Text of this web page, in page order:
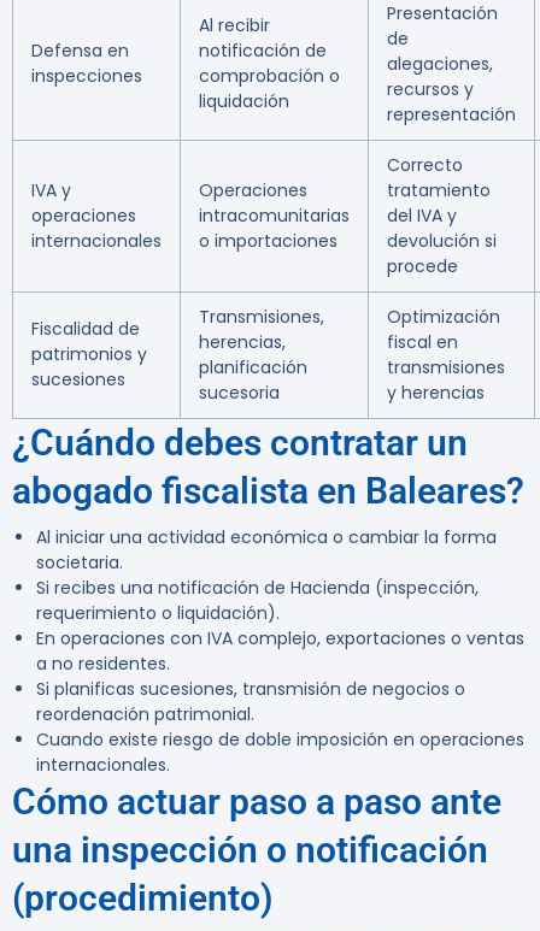
Defensa en
inspecciones
Al recibir
notificación de
comprobación o
liquidación
Presentación
de
alegaciones,
recursos y
representación
IVA y
operaciones
internacionales
Operaciones
intracomunitarias
o importaciones
Correcto
tratamiento
del IVA y
devolución si
procede
Fiscalidad de
patrimonios y
sucesiones
Transmisiones,
herencias,
planificación
sucesoria
Optimización
fiscal en
transmisiones
y herencias
¿Cuándo debes contratar un
abogado fiscalista en Baleares?
Al iniciar una actividad económica o cambiar la forma
societaria.
Si recibes una notificación de Hacienda (inspección,
requerimiento o liquidación).
En operaciones con IVA complejo, exportaciones o ventas
a no residentes.
Si planificas sucesiones, transmisión de negocios o
reordenación patrimonial.
Cuando existe riesgo de doble imposición en operaciones
internacionales.
Cómo actuar paso a paso ante
una inspección o notificación
(procedimiento)